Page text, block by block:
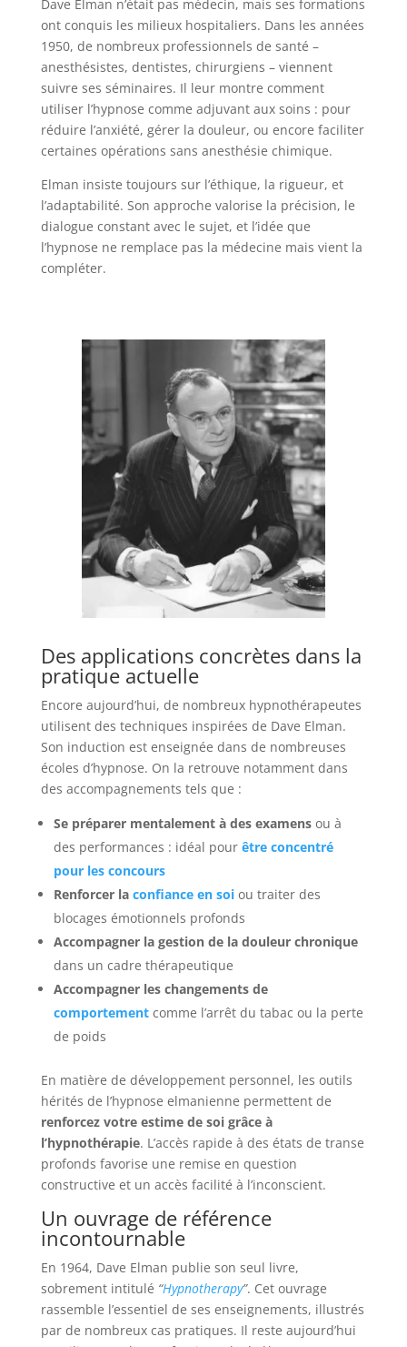
Dave Elman n’était pas médecin, mais ses formations
ont conquis les milieux hospitaliers. Dans les années
1950, de nombreux professionnels de santé –
anesthésistes, dentistes, chirurgiens – viennent
suivre ses séminaires. Il leur montre comment
utiliser l’hypnose comme adjuvant aux soins : pour
réduire l’anxiété, gérer la douleur, ou encore faciliter
certaines opérations sans anesthésie chimique.
Elman insiste toujours sur l’éthique, la rigueur, et
l’adaptabilité. Son approche valorise la précision, le
dialogue constant avec le sujet, et l’idée que
l’hypnose ne remplace pas la médecine mais vient la
compléter.
Des applications concrètes dans la
pratique actuelle
Encore aujourd’hui, de nombreux hypnothérapeutes
utilisent des techniques inspirées de Dave Elman.
Son induction est enseignée dans de nombreuses
écoles d’hypnose. On la retrouve notamment dans
des accompagnements tels que :
Se préparer mentalement à des examensou à
des performances : idéal pour être concentré
pour les concours
Renforcer la confiance en soiou traiter des
blocages émotionnels profonds
Accompagner la gestion de la douleur chronique
dans un cadre thérapeutique
Accompagner les changements de
comportementcomme l’arrêt du tabac ou la perte
de poids
En matière de développement personnel, les outils
hérités de l’hypnose elmanienne permettent de
renforcez votre estime de soi grâce à
l’hypnothérapie. L’accès rapide à des états de transe
profonds favorise une remise en question
constructive et un accès facilité à l’inconscient.
Un ouvrage de référence
incontournable
En 1964, Dave Elman publie son seul livre,
sobrement intitulé “Hypnotherapy”. Cet ouvrage
rassemble l’essentiel de ses enseignements, illustrés
par de nombreux cas pratiques. Il reste aujourd’hui